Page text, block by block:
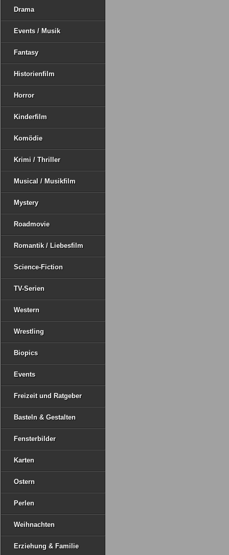
Drama
Events / Musik
Fantasy
Historienfilm
Horror
Kinderfilm
Komödie
Krimi / Thriller
Musical / Musikfilm
Mystery
Roadmovie
Romantik / Liebesfilm
Science-Fiction
TV-Serien
Western
Wrestling
Biopics
Events
Freizeit und Ratgeber
Basteln & Gestalten
Fensterbilder
Karten
Ostern
Perlen
Weihnachten
Erziehung & Familie